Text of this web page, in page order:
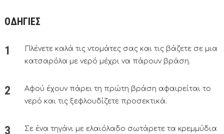
ΟΔΗΓΙΕΣ
Πλένετε καλά τις ντομάτες σας και τις βάζετε σε μια
κατσαρόλα με νερό μέχρι να πάρουν βράση.
Αφού έχουν πάρει τη πρώτη βράση αφαιρείται το
νερό και τις ξεφλουδίζετε προσεκτικά.
Σε ένα τηγάνι με ελαιόλαδο σωτάρετε τα κρεμμύδια